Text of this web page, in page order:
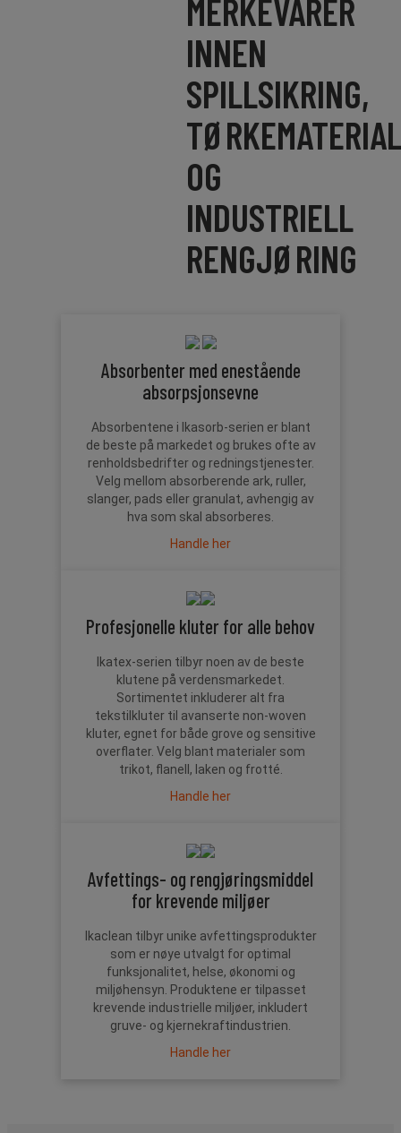
MERKEVARER
INNEN
SPILLSIKRING,
OG
INDUSTRIELL
RENGJØRING
Absorbenter med enestående
absorpsjonsevne
Absorbentene i Ikasorb-serien er blant
de beste på markedet og brukes ofte av
renholdsbedrifter og redningstjenester.
Velg mellom absorberende ark, ruller,
slanger, pads eller granulat, avhengig av
hva som skal absorberes.
Handle her
Profesjonelle kluter for alle behov
Ikatex-serien tilbyr noen av de beste
klutene på verdensmarkedet.
Sortimentet inkluderer alt fra
tekstilkluter til avanserte non-woven
kluter, egnet for både grove og sensitive
overflater. Velg blant materialer som
trikot, flanell, laken og frotté.
Handle her
Avfettings- og rengjøringsmiddel
for krevende miljøer
Ikaclean tilbyr unike avfettingsprodukter
som er nøye utvalgt for optimal
funksjonalitet, helse, økonomi og
miljøhensyn. Produktene er tilpasset
krevende industrielle miljøer, inkludert
gruve- og kjernekraftindustrien.
Handle her